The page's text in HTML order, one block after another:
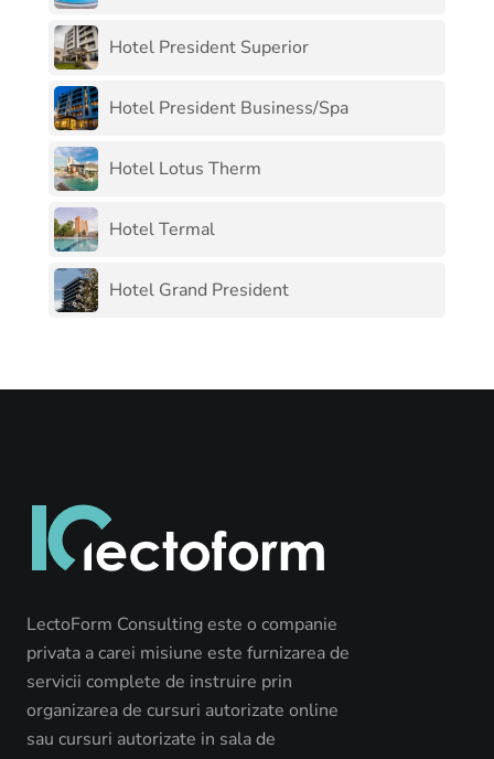
Hotel President Superior
Hotel President Business/Spa
Hotel Lotus Therm
Hotel Termal
Hotel Grand President
LectoForm Consulting este o companie
privata a carei misiune este furnizarea de
servicii complete de instruire prin
organizarea de cursuri autorizate online
sau cursuri autorizate in sala de